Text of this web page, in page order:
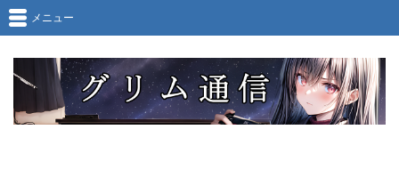
メニュー